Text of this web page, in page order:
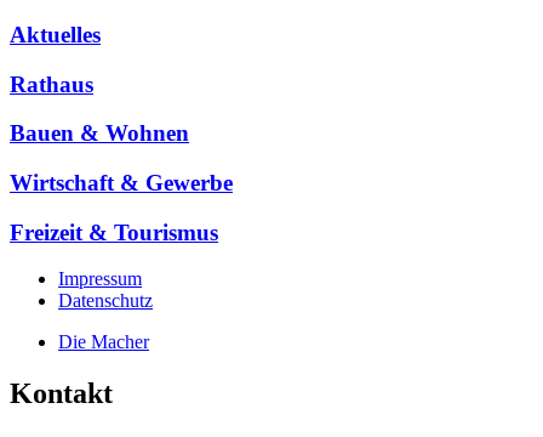
Aktuelles
Rathaus
Bauen & Wohnen
Wirtschaft & Gewerbe
Freizeit & Tourismus
Impressum
Datenschutz
Die Macher
Kontakt